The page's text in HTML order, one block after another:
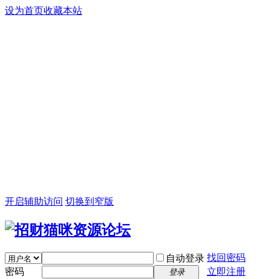
设为首页收藏本站
开启辅助访问 切换到窄版
自动登录 找回密码
密码
登录
立即注册